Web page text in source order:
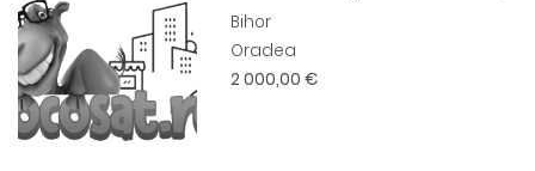
Bihor
Oradea
2 000,00 €